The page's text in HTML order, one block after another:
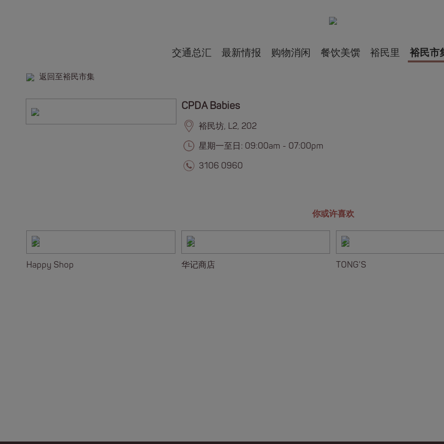
交通总汇 最新情报 购物消闲 餐饮美馔 裕民里 裕民市
返回至裕民市集
CPDA Babies
裕民坊, L2, 202
星期一至日: 09:00am - 07:00pm
3106 0960
你或许喜欢
Happy Shop 华记商店 TONG'S